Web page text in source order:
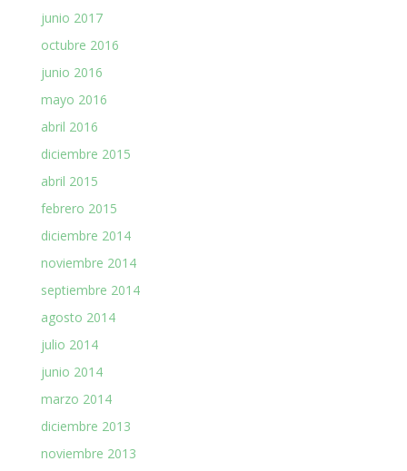
junio 2017
octubre 2016
junio 2016
mayo 2016
abril 2016
diciembre 2015
abril 2015
febrero 2015
diciembre 2014
noviembre 2014
septiembre 2014
agosto 2014
julio 2014
junio 2014
marzo 2014
diciembre 2013
noviembre 2013